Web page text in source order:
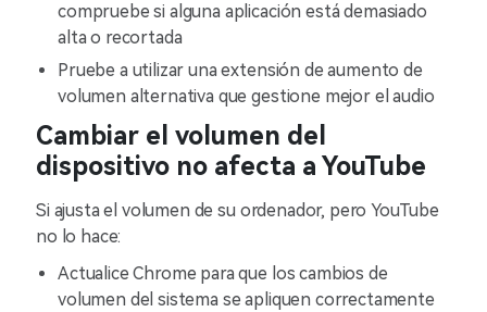
compruebe si alguna aplicación está demasiado
alta o recortada
Pruebe a utilizar una extensión de aumento de
volumen alternativa que gestione mejor el audio
Cambiar el volumen del
dispositivo no afecta a YouTube
Si ajusta el volumen de su ordenador, pero YouTube
no lo hace:
Actualice Chrome para que los cambios de
volumen del sistema se apliquen correctamente